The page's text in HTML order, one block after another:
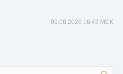
09.08.2026 16:43 МСК